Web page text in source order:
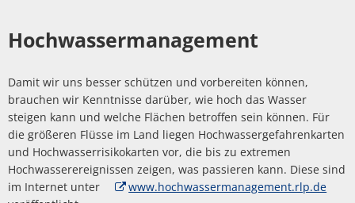
Hochwassermanagement
Damit wir uns besser schützen und vorbereiten können,
brauchen wir Kenntnisse darüber, wie hoch das Wasser
steigen kann und welche Flächen betroffen sein können. Für
die größeren Flüsse im Land liegen Hochwassergefahrenkarten
und Hochwasserrisikokarten vor, die bis zu extremen
Hochwasserereignissen zeigen, was passieren kann. Diese sind
im Internet unter
www.hochwassermanagement.rlp.de